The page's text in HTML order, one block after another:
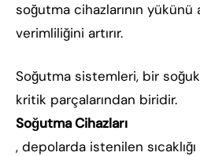
soğutma cihazlarının yükünü
verimliliğini artırır.
Soğutma sistemleri, bir
kritik parçalarından biridir.
Soğutma Cihazları
, depolarda istenilen